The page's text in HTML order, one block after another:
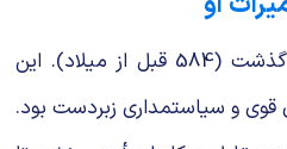
هوخشتره یک سال بعد در گذشت (584 قبل از میلاد). این
قوی و سیاستمداری زبردست بود.